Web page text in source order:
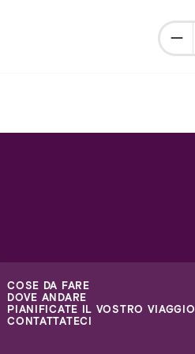
COSE DA FARE
DOVE ANDARE
PIANIFICATE IL VOSTRO VIAGGIO
CONTATTATECI